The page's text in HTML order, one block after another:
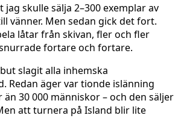
jag skulle sälja 2–300 exemplar av
vänner. Men sedan gick det fort.
låtar från skivan, fler och fler
fortare och fortare.
slagit alla inhemska
Redan äger var tionde islänning
än 30 000 människor – och den säljer
att turnera på Island blir lite